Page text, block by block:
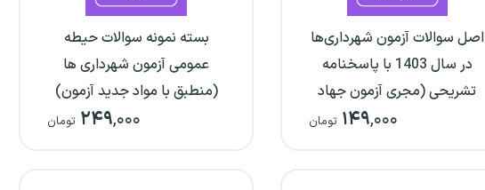
اصل سوالات آزمون شهرداری‌ها
در سال 1403 با پاسخنامه
تشریحی (مجری آزمون جهاد
دانشگاهی)۱۴۹,۰۰۰ تومان
بسته نمونه سوالات حیطه
عمومی آزمون شهرداری ها
(منطبق با مواد جدید آزمون)
۲۴۹,۰۰۰ تومان